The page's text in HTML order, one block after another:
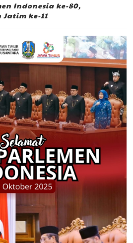
Indonesia ke-80,
ke-11